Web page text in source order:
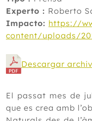
Experto : Roberto
Impacto: https://
content/uploads/
Descargar
El passat mes de
que es crea amb